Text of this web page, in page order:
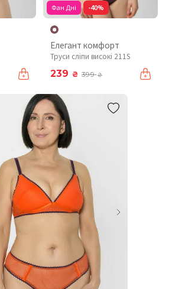
Фан Дні -40%
Елегант комфорт
Труси сліпи високі 211S
239 ₴ 399₴